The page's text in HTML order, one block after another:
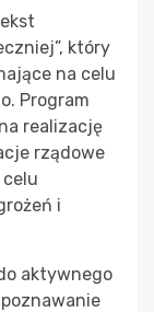
który
na celu
Program
realizację
rządowe
celu
i
aktywnego